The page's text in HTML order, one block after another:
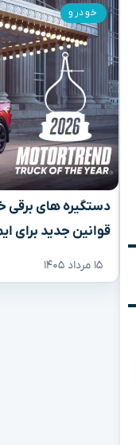
دستگیره‌ های برقی
قوانین جدید برای
۱۵ مرداد ۱۴۰۵
خودرو